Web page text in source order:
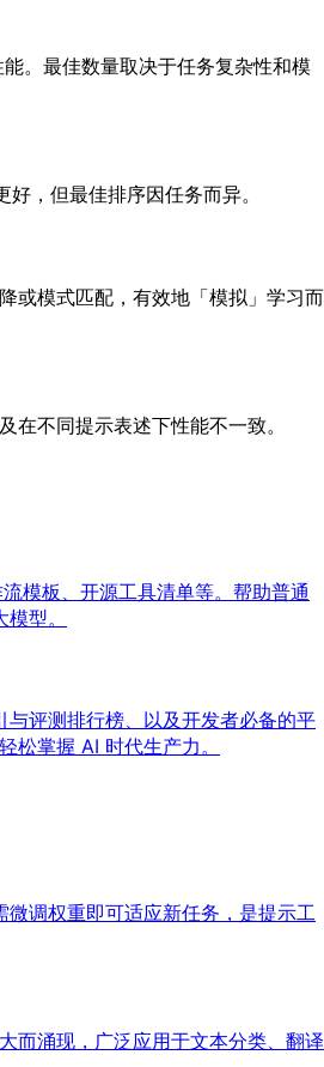
。最佳数量取决于任务复杂性和模
，但最佳排序因任务而异。
或模式匹配，有效地「模拟」学习而
不同提示表述下性能不一致。
模板、开源工具清单等。帮助普通
型。
评测排行榜、以及开发者必备的平
松掌握 AI 时代生产力。
调权重即可适应新任务，是提示工
而涌现，广泛应用于文本分类、翻译